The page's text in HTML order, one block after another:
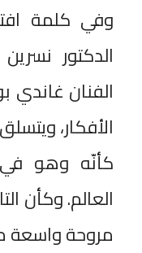
وفي كلمة
الدكتور
الفنان غاندي
الأفكار،
كأنّه وهو
العالم. وكأن
مروحة واسعة